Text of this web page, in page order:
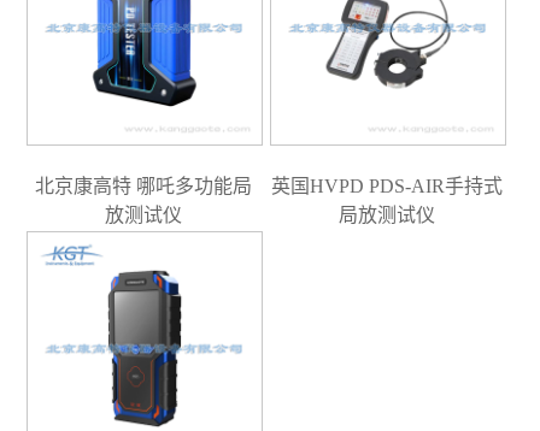
北京康高特 哪吒多功能局
放测试仪
英国HVPD PDS-AIR手持式
局放测试仪